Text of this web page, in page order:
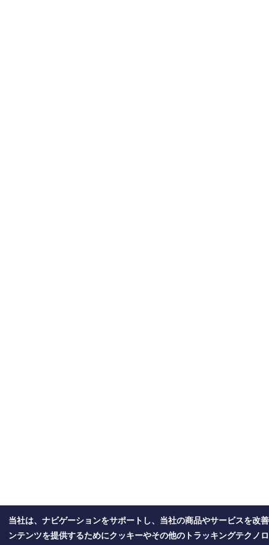
当社は、ナビゲーションをサポートし、当社の商品やサービスを改
ンテンツを提供するためにクッキーやその他のトラッキングテクノ